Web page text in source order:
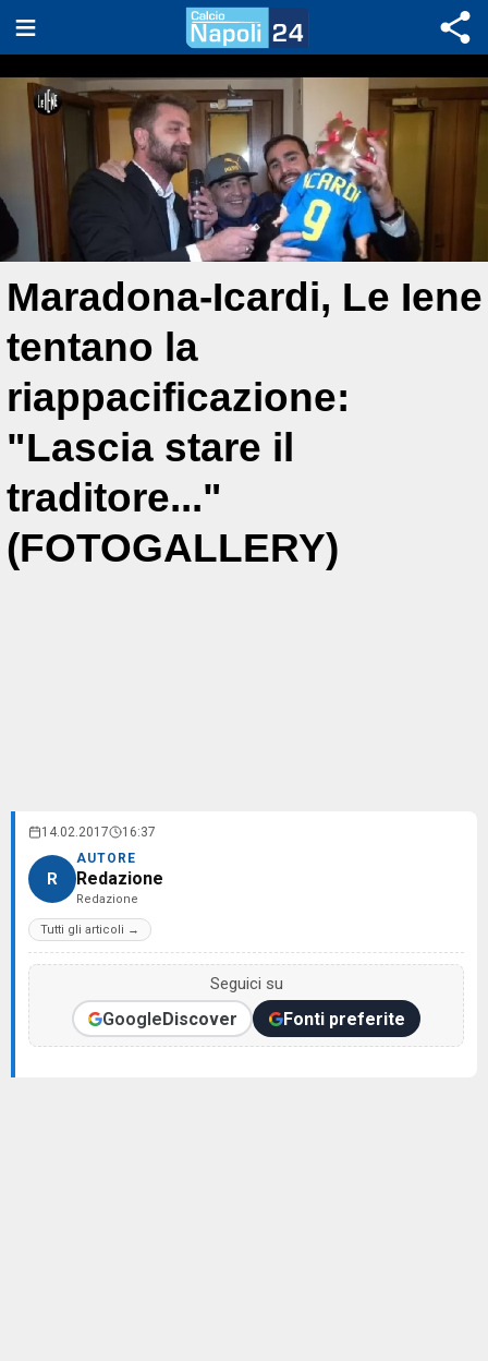
Maradona-Icardi, Le Iene
tentano la
riappacificazione:
"Lascia stare il
traditore..."
(FOTOGALLERY)
14.02.2017 16:37
R
AUTORE
Redazione
Redazione
Tutti gli articoli →
Seguici su
GoogleDiscover Fonti preferite